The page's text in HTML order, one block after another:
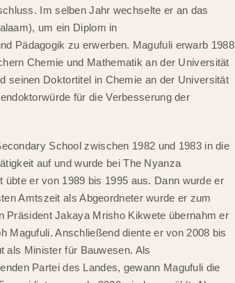
Im selben Jahr wechselte er an das
um ein Diplom in
Pädagogik zu erwerben. Magufuli erwarb 1988
Chemie und Mathematik an der Universität
seinen Doktortitel in Chemie an der Universität
für die Verbesserung der
School zwischen 1982 und 1983 in die
auf und wurde bei The Nyanza
er von 1989 bis 1995 aus. Dann wurde er
Amtszeit als Abgeordneter wurde er zum
Präsident Jakaya Mrisho Kikwete übernahm er
Magufuli. Anschließend diente er von 2008 bis
als Minister für Bauwesen. Als
Partei des Landes, gewann Magufuli die